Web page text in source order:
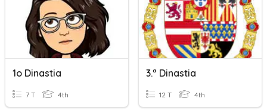
1o Dinastia
7 T 4th
3.ª Dinastia
12 T 4th